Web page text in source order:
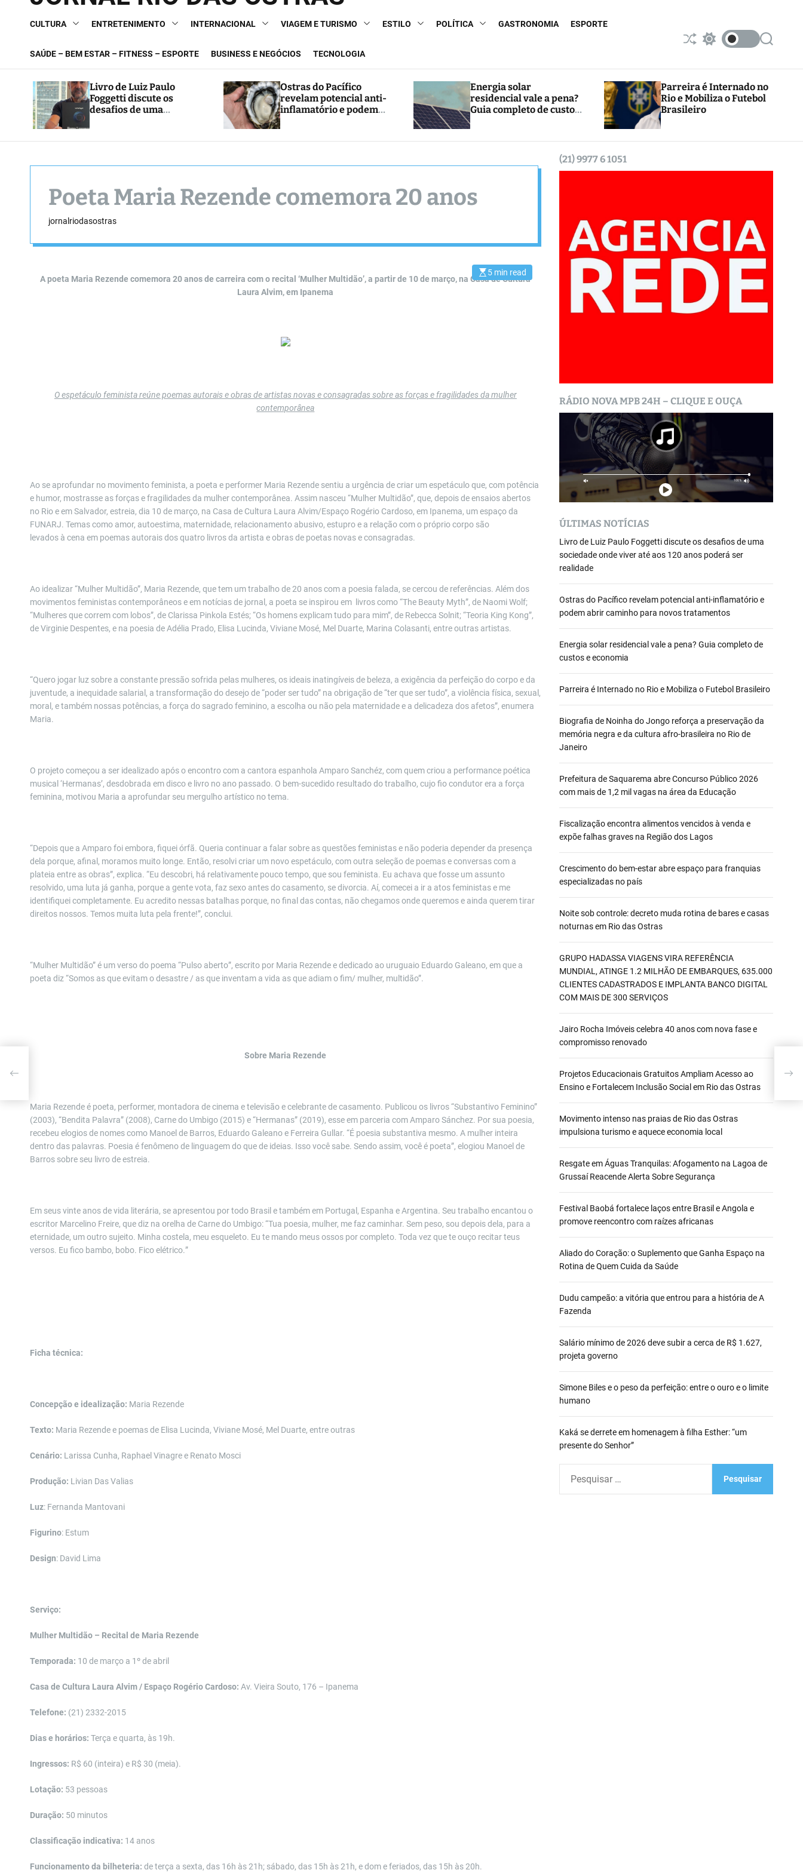
CULTURA ENTRETENIMENTO INTERNACIONAL VIAGEM E TURISMO ESTILO POLÍTICA GASTRONOMIA ESPORTE
SAÚDE – BEM ESTAR – FITNESS – ESPORTE BUSINESS E NEGÓCIOS TECNOLOGIA
S
l
e
S
c
h
c
o
r
S
c
h
Livro de Luiz Paulo
Foggetti discute os
desafios de uma
realidade
Ostras do Pacífico
revelam potencial anti-
inflamatório e podem
abrir caminho para
novos tratamentos
Energia solar
residencial vale a pena?
Guia completo de custos
Parreira é Internado no
Rio e Mobiliza o Futebol
Brasileiro
Poeta Maria Rezende comemora 20 anos
jornalriodasostras
E
s
i
m
5 min read
A poeta Maria Rezende comemora 20 anos de carreira com o recital ‘Mulher Multidão’, a partir de 10 de março, na Casa de Cultura
Laura Alvim, em Ipanema
O espetáculo feminista reúne poemas autorais e obras de artistas novas e consagradas sobre as forças e fragilidades da mulher
contemporânea
Ao se aprofundar no movimento feminista, a poeta e performer Maria Rezende sentiu a urgência de criar um espetáculo que, com potência
e humor, mostrasse as forças e fragilidades da mulher contemporânea. Assim nasceu “Mulher Multidão”, que, depois de ensaios abertos
no Rio e em Salvador, estreia, dia 10 de março, na Casa de Cultura Laura Alvim/Espaço Rogério Cardoso, em Ipanema, um espaço da
FUNARJ. Temas como amor, autoestima, maternidade, relacionamento abusivo, estupro e a relação com o próprio corpo são
levados à cena em poemas autorais dos quatro livros da artista e obras de poetas novas e consagradas.
Ao idealizar“Mulher Multidão”, Maria Rezende, que tem um trabalho de 20 anos com a poesia falada, se cercou de referências. Além dos
movimentos feministas contemporâneos e em notícias de jornal, a poeta se inspirou em livros como “The Beauty Myth”, de Naomi Wolf;
“Mulheres que correm com lobos”, de Clarissa Pinkola Estés; “Os homens explicam tudo para mim”, de Rebecca Solnit; “Teoria King Kong”,
de Virginie Despentes, e na poesia de Adélia Prado, Elisa Lucinda, Viviane Mosé, Mel Duarte, Marina Colasanti, entre outras artistas.
“Quero jogar luz sobre a constante pressão sofrida pelas mulheres, os ideais inatingíveis de beleza, a exigência da perfeição do corpo e da
juventude, a inequidade salarial, a transformação do desejo de “poder ser tudo” na obrigação de“ter que ser tudo”, a violência física, sexual,
moral, e também nossas potências, a força do sagrado feminino, a escolha ou não pela maternidadee a delicadeza dos afetos”, enumera
Maria.
O projeto começou a ser idealizado após o encontro com a cantora espanhola Amparo Sanchéz, com quem criou a performance poética
musical ‘Hermanas’, desdobrada em disco e livro no ano passado. O bem-sucedido resultado do trabalho, cujo fio condutor era a força
feminina, motivou Maria a aprofundar seu mergulho artístico no tema.
“Depois que a Amparo foi embora, fiquei órfã. Queria continuar a falar sobre as questões feministas e não poderia depender da presença
dela porque, afinal, moramos muito longe. Então, resolvi criar um novo espetáculo, com outra seleção de poemas e conversas com a
plateia entre as obras”, explica. “Eu descobri, há relativamente pouco tempo, que sou feminista. Eu achava que fosse um assunto
resolvido, uma luta já ganha, porque a gente vota, faz sexo antes do casamento, se divorcia. Aí, comecei a ir a atos feministas e me
identifiquei completamente. Eu acredito nessas batalhas porque, no final das contas, não chegamos onde queremos e ainda querem tirar
direitos nossos. Temos muita luta pela frente!”, conclui.
“Mulher Multidão” é um verso do poema “Pulso aberto”, escrito por Maria Rezende e dedicado ao uruguaio Eduardo Galeano, em que a
poeta diz “Somos as que evitam o desastre / as que inventam a vida as que adiam o fim/ mulher, multidão”.
Sobre Maria Rezende
Maria Rezendeé poeta, performer, montadora de cinema e televisão e celebrante de casamento. Publicou os livros “Substantivo Feminino”
(2003), “Bendita Palavra” (2008), Carne do Umbigo (2015) e “Hermanas” (2019), esse em parceria com Amparo Sánchez. Por sua poesia,
recebeu elogios de nomes como Manoel de Barros, Eduardo Galeano e Ferreira Gullar. “É poesia substantiva mesmo. A mulher inteira
dentro das palavras. Poesia é fenômeno de linguagem do que de ideias. Isso você sabe. Sendo assim, você é poeta”, elogiou Manoel de
Barros sobre seu livro de estreia.
Em seus vinte anos de vida literária, se apresentou por todo Brasil e também em Portugal , Espanha e Argentina. Seu trabalho encantou o
escritor Marcelino Freire, que diz na orelha de Carne do Umbigo: “Tua poesia, mulher, me faz caminhar. Sem peso, sou depois dela, para a
eternidade, um outro sujeito. Minha costela, meu esqueleto. Eu te mando meus ossos por completo. Toda vez que te ouço recitar teus
versos. Eu fico bambo, bobo. Fico elétrico.”
Ficha técnica:
Concepção e idealização: Maria Rezende
Texto: Maria Rezende e poemasde Elisa Lucinda, Viviane Mosé, Mel Duarte, entre outras
Cenário: Larissa Cunha, Raphael Vinagre e Renato Mosci
Produção: Livian Das Valias
Luz: Fernanda Mantovani
Figurino: Estum
Design: David Lima
Serviço:
Mulher Multidão – Recital de Maria Rezende
Temporada: 10 de março a 1 º de abril
Casa de Cultura Laura Alvim / Espaço Rogério Cardoso: Av. Vieira Souto, 176 – Ipanema
Telefone: (21) 2332-2015
Dias e horários: Terça e quarta, às 19h.
Ingressos: R$ 60 (inteira) e R$ 30 (meia).
Lotação: 53 pessoas
Duração: 50 minutos
Classificação indicativa: 14 anos
Funcionamento da bilheteria: de terça a sexta, das 16h às 21h; sábado, das 15h às 21h, e dom e feriados, das 15h às 20h.
(21) 9977 6 1051
RÁDIO NOVA MPB 24H – CLIQUE E OUÇA
ÚLTIMAS NOTÍCIAS
Livro de Luiz Paulo Foggetti discute os desafios de uma
sociedade onde viver até aos 120 anos poderá ser
realidade
Ostras do Pacífico revelam potencial anti-inflamatório e
podem abrir caminho para novos tratamentos
Energia solar residencial vale a pena? Guia completo de
custos e economia
Parreira é Internado no Rio e Mobiliza o Futebol Brasileiro
Biografia de Noinha do Jongo reforça a preservação da
memória negra e da cultura afro-brasileira no Rio de
Janeiro
Prefeitura de Saquarema abre Concurso Público 2026
com mais de 1,2 mil vagas na área da Educação
Fiscalização encontra alimentos vencidos à venda e
expõe falhas graves na Região dos Lagos
Crescimento do bem-estar abre espaço para franquias
especializadas no país
Noite sob controle: decreto muda rotina de bares e casas
noturnas em Rio das Ostras
GRUPO HADASSA VIAGENS VIRA REFERÊNCIA
MUNDIAL, ATINGE 1.2 MILHÃO DE EMBARQUES, 635.000
CLIENTES CADASTRADOS E IMPLANTA BANCO DIGITAL
COM MAIS DE 300 SERVIÇOS
Jairo Rocha Imóveis celebra 40 anos com nova fase e
compromisso renovado
Projetos Educacionais Gratuitos Ampliam Acesso ao
Ensino e Fortalecem Inclusão Social em Rio das Ostras
Movimento intenso nas praias de Rio das Ostras
impulsiona turismo e aquece economia local
Resgate em Águas Tranquilas: Afogamento na Lagoa de
Grussaí Reacende Alerta Sobre Segurança
Festival Baobá fortalece laços entre Brasil e Angola e
promove reencontro com raízes africanas
Aliado do Coração: o Suplemento que Ganha Espaço na
Rotina de Quem Cuida da Saúde
Dudu campeão: a vitória que entrou para a história de A
Fazenda
Salário mínimo de 2026 deve subir a cerca de R$ 1.627,
projeta governo
Simone Biles e o peso da perfeição: entre o ouro e o limite
humano
Kaká se derrete em homenagem à filha Esther: “um
presente do Senhor”